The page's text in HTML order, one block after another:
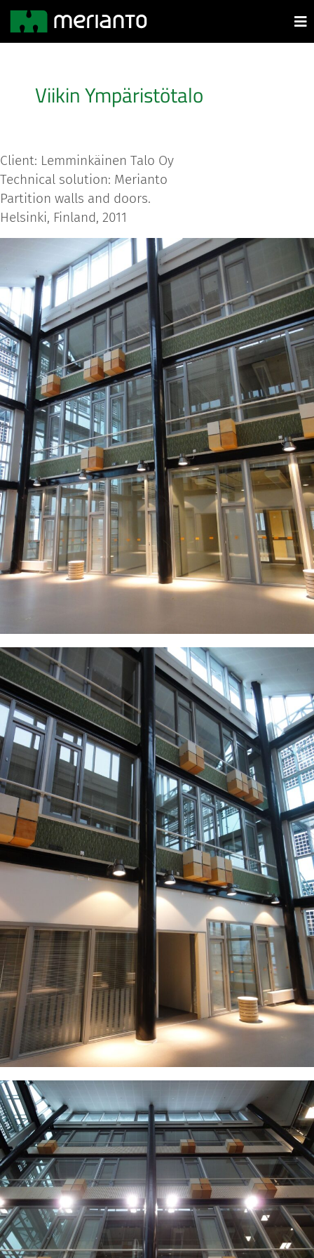
Viikin Ympäristötalo
Client: Lemminkäinen Talo Oy
Technical solution: Merianto
Partition walls and doors.
Helsinki, Finland, 2011